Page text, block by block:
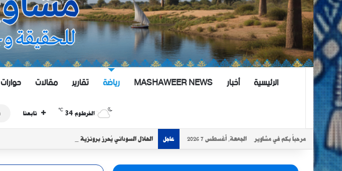
الرئيسية أخبار MASHAWEER NEWS رياضة تقارير مقالات حوارات
الخرطوم 34
℃
تابعنا
مرحباً بكم في مشاوير الجمعة, أغسطس 7 2026 عاجل الهلال السوداني يُحرز برونزية سيكافا بثنائية في شباك الجاموس